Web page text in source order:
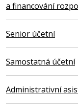
a financování
Senior účetní
Samostatná účetní
Administrativní